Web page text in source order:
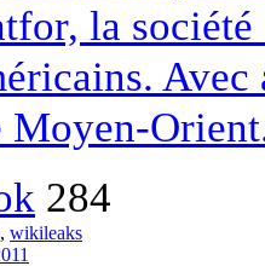
la
Moyen-
284
, wikileaks